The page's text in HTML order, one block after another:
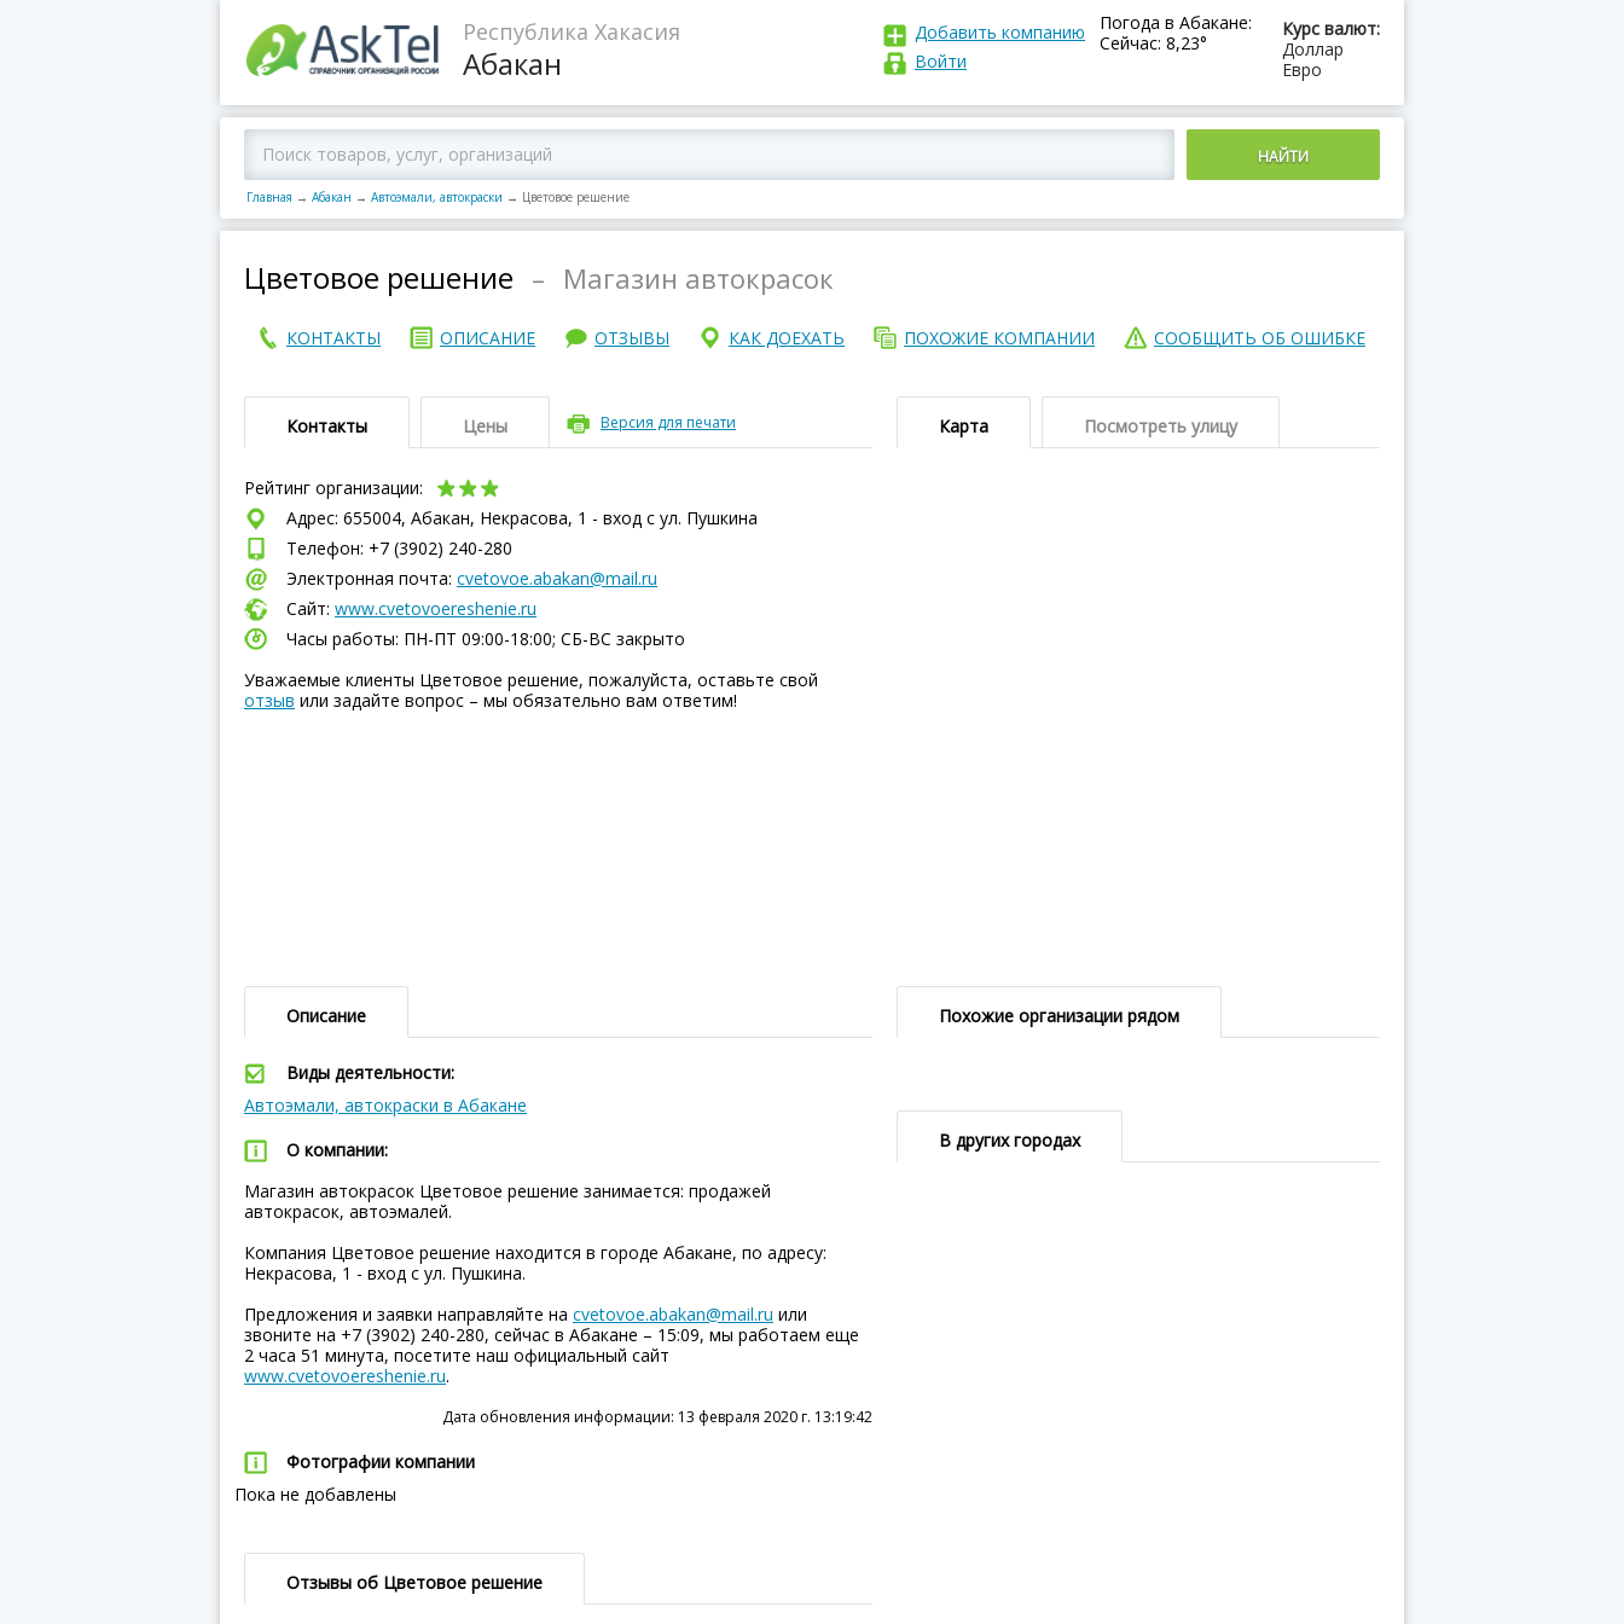
Республика Хакасия
Абакан
Курс валют:
Доллар
Евро
Погода в Абакане:
Сейчас: 8,23°
Добавить компанию
Войти
Главная → Абакан → Автоэмали, автокраски → Цветовое решение
Цветовое решение – Магазин автокрасок
КОНТАКТЫ ОПИСАНИЕ ОТЗЫВЫ КАК ДОЕХАТЬ ПОХОЖИЕ КОМПАНИИ СООБЩИТЬ ОБ ОШИБКЕ
Контакты Цены Версия для печати
Рейтинг организации:
Адрес: 655004, Абакан, Некрасова, 1 - вход с ул. Пушкина
Телефон: +7 (3902) 240-280
Электронная почта: cvetovoe.abakan@mail.ru
Сайт: www.cvetovoereshenie.ru
Часы работы: ПН-ПТ 09:00-18:00; СБ-ВC закрыто
Уважаемые клиенты Цветовое решение, пожалуйста, оставьте свой
отзыв или задайте вопрос – мы обязательно вам ответим!
Карта Посмотреть улицу
Описание
Виды деятельности:
Автоэмали, автокраски в Абакане
О компании:
Магазин автокрасок Цветовое решение занимается: продажей
автокрасок, автоэмалей.
Компания Цветовое решение находится в городе Абакане, по адресу:
Некрасова, 1 - вход с ул. Пушкина.
Предложения и заявки направляйте на cvetovoe.abakan@mail.ru или
звоните на +7 (3902) 240-280, сейчас в Абакане – 15:09, мы работаем еще
2 часа 51 минута, посетите наш официальный сайт
www.cvetovoereshenie.ru.
Дата обновления информации: 13 февраля 2020 г. 13:19:42
Фотографии компании
Пока не добавлены
Отзывы об Цветовое решение
Похожие организации рядом
В других городах